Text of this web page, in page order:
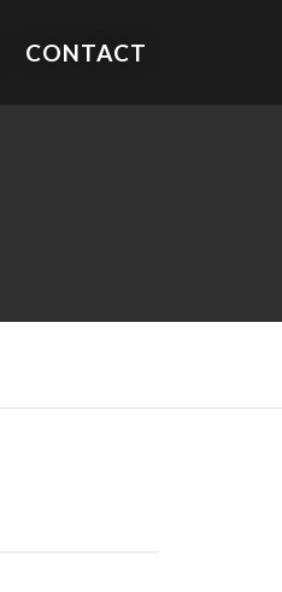
CONTACT